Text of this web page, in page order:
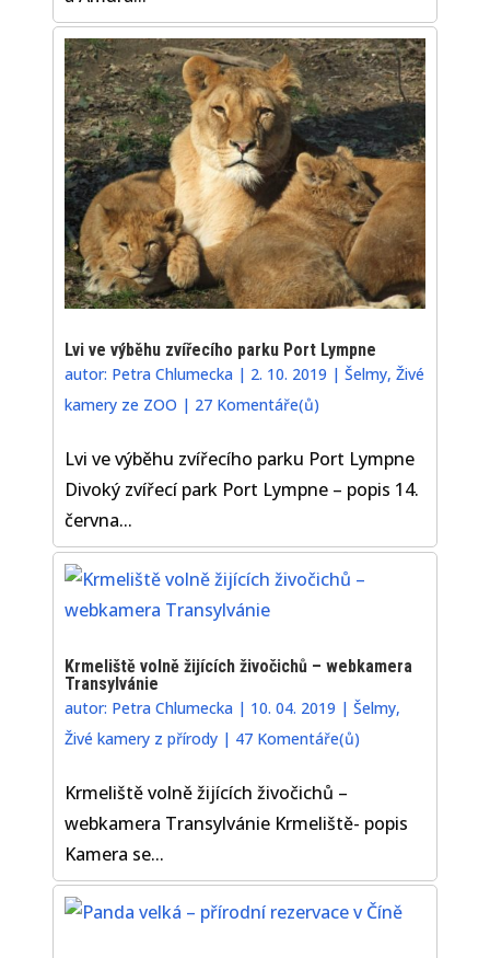
Lvi ve výběhu zvířecího parku Port Lympne
autor: Petra Chlumecka | 2. 10. 2019 |Šelmy,Živé
kamery ze ZOO | 27 Komentáře(ů)
Lvi ve výběhu zvířecího parku Port Lympne
Divoký zvířecí park Port Lympne – popis 14.
června...
Krmeliště volně žijících živočichů – webkamera
Transylvánie
autor: Petra Chlumecka | 10. 04. 2019 |Šelmy,
Živé kamery z přírody | 47 Komentáře(ů)
Krmeliště volně žijících živočichů –
webkamera Transylvánie Krmeliště- popis
Kamera se...